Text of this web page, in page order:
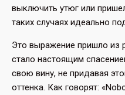
выключить утюг или
таких случаях идеально
Это выражение пришло из
стало настоящим
свою вину, не придавая
оттенка. Как говорят: